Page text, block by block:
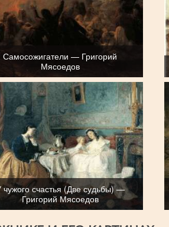
Самосожигатели — Григорий
Мясоедов
чужого счастья (Две судьбы) —
Григорий Мясоедов